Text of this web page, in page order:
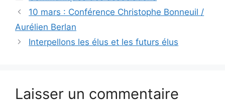
10 mars : Conférence Christophe Bonneuil /
Aurélien Berlan
Interpellons les élus et les futurs élus
Laisser un commentaire